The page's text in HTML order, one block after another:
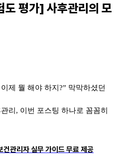
도 평가] 사후관리의 모
제 뭘 해야 하지?” 막막하셨던
리, 이번 포스팅 하나로 꼼꼼히
건관리자 실무 가이드 무료 제공